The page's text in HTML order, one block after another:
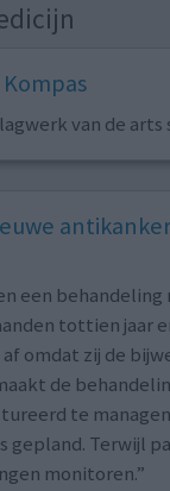
van de arts
een behandeling
tottien jaar
omdat zij de
de
te
gepland. Terwijl
monitoren.”